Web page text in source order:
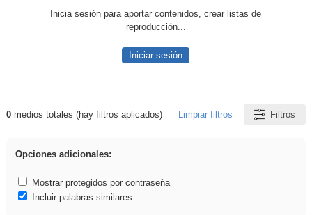
Inicia sesión para aportar contenidos, crear listas de
reproducción...
Iniciar sesión
Resultados de: acanalado
0medios totales (hay filtros aplicados) Limpiar filtros Filtros
Opciones adicionales:
Mostrar protegidos por contraseña
Incluir palabras similares